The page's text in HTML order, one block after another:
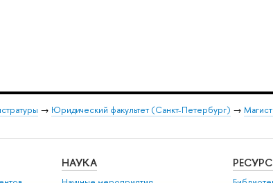
→ Юридический факультет (Санкт-Петербург) →
НАУКА